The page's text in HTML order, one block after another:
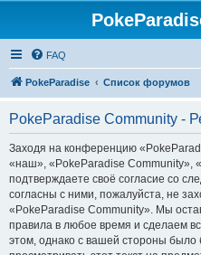
FAQ
PokeParadise Список форумов
PokeParadise Community -
Заходя на конференцию
«наш», «PokeParadise Community»,
подтверждаете своё согласие со
согласны с ними, пожалуйста, не
«PokeParadise Community». Мы
правила в любое время и сделаем
этом, однако с вашей стороны